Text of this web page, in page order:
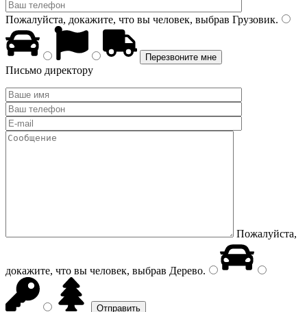
Пожалуйста, докажите, что вы человек, выбрав Грузовик.
Письмо директору
Пожалуйста,
докажите, что вы человек, выбрав Дерево.